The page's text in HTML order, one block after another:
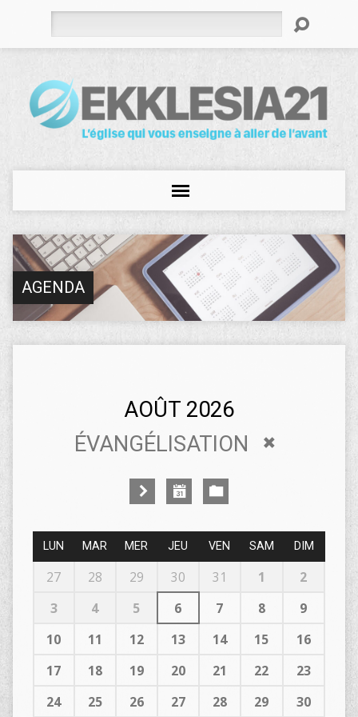
AGENDA
AOÛT 2026
ÉVANGÉLISATION
LUN MAR MER JEU VEN SAM DIM
27 28 29 30 31 1
2
3
4 5 6 7 8
9
10
11 12 13 14 15
16
17
18 19 20 21 22
23
24
25 26 27 28 29 30